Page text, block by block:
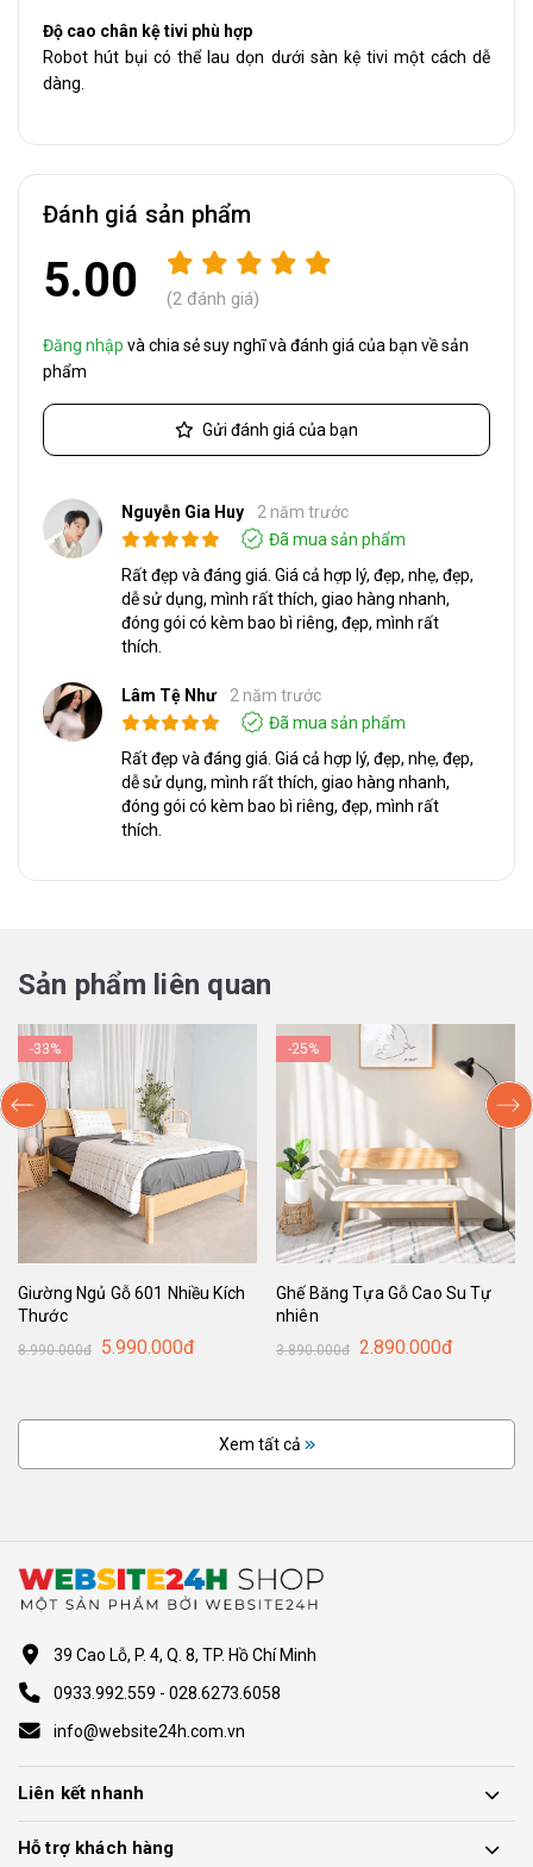
Độ cao chân kệ tivi phù hợp
Robot hút bụi có thể lau dọn dưới sàn kệ tivi một cách dễ
dàng.
Đánh giá sản phẩm
5.00 (2 đánh giá)
Đăng nhập và chia sẻ suy nghĩ và đánh giá của bạn về sản
phẩm
Gửi đánh giá của bạn
Nguyễn Gia Huy
2 năm trước
Đã mua sản phẩm
Rất đẹp và đáng giá. Giá cả hợp lý, đẹp, nhẹ, đẹp,
dễ sử dụng, mình rất thích, giao hàng nhanh,
đóng gói có kèm bao bì riêng, đẹp, mình rất
thích.
Lâm Tệ Như
2 năm trước
Đã mua sản phẩm
Rất đẹp và đáng giá. Giá cả hợp lý, đẹp, nhẹ, đẹp,
dễ sử dụng, mình rất thích, giao hàng nhanh,
đóng gói có kèm bao bì riêng, đẹp, mình rất
thích.
Sản phẩm liên quan
-33%
Giường Ngủ Gỗ 601 Nhiều Kích
Thước
8.990.000đ 5.990.000đ
-25%
Ghế Băng Tựa Gỗ Cao Su Tự
nhiên
3.890.000đ 2.890.000đ
Xem tất cả
39 Cao Lỗ, P. 4, Q. 8, TP. Hồ Chí Minh
0933.992.559 - 028.6273.6058
info@website24h.com.vn
Liên kết nhanh
Hỗ trợ khách hàng